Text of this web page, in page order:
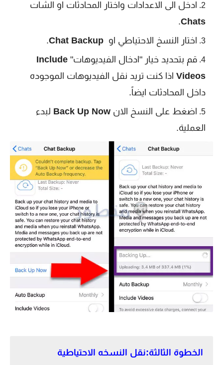
ادخل الى الاعدادات واختار المحادثات او الشات
Chats
.
اختار النسخ الاحتياطي او
.
قم بتحديد خيار "ادخال الفيديوهات" Include
Videos اذا كنت تريد نقل الفيديوهات الموجوده
داخل المحادثات ايضاً.
اضغط على النسخ الان Back Up Now لبدء
العملية.
الخطوة الثالثة:نقل النسخه الاحتياطية